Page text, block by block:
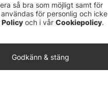
så bra som möjligt samt för
för personlig och icke
Policy och i vår Cookiepolicy.
Godkänn & stäng